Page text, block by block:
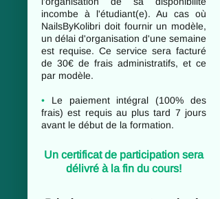
incombe à l'étudiant(e). Au cas où
NailsByKolibri doit fournir un modèle,
un délai d'organisation d'une semaine
est requise. Ce service sera facturé
de 30€ de frais administratifs, et ce
par modèle.
• Le paiement intégral (100% des
frais) est requis au plus tard 7 jours
avant le début de la formation.
Un certificat de participation sera
délivré à la fin du cours!